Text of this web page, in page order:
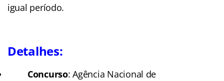
igual período.
Detalhes:
Concurso: Agência Nacional de